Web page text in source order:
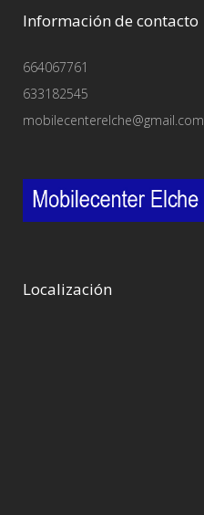
Información de contacto
664067761
633182545
mobilecenterelche@gmail.com
Localización